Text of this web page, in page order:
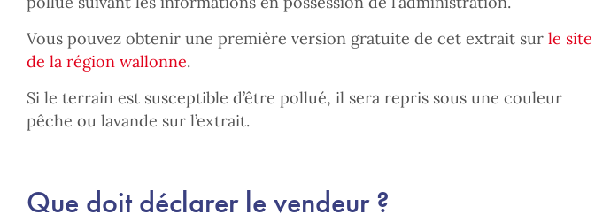
Vous pouvez obtenir une première version gratuite de cet extrait sur le site
de la région wallonne.
Si le terrain est susceptible d’être pollué, il sera repris sous une couleur
pêche ou lavande sur l’extrait.
Que doit déclarer le vendeur ?